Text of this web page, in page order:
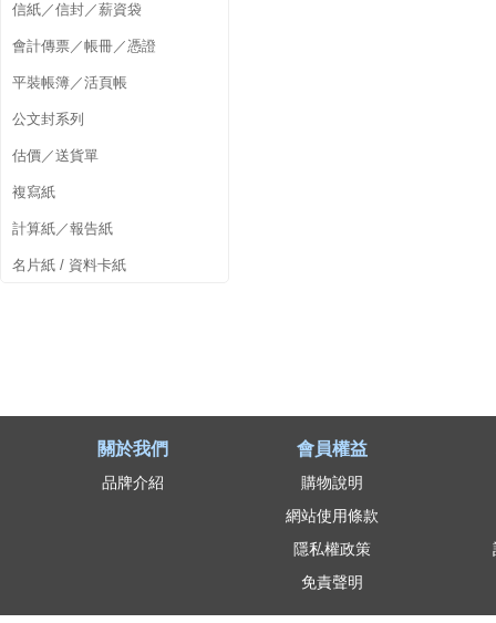
信紙／信封／薪資袋
會計傳票／帳冊／憑證
平裝帳簿／活頁帳
公文封系列
估價／送貨單
複寫紙
計算紙／報告紙
名片紙 / 資料卡紙
關於我們
品牌介紹
會員權益
購物說明
網站使用條款
隱私權政策
免責聲明